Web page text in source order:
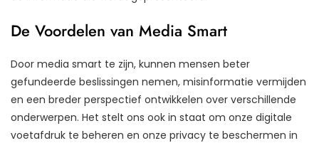
De Voordelen van Media Smart
Door media smart te zijn, kunnen mensen beter
gefundeerde beslissingen nemen, misinformatie vermijden
en een breder perspectief ontwikkelen over verschillende
onderwerpen. Het stelt ons ook in staat om onze digitale
voetafdruk te beheren en onze privacy te beschermen in